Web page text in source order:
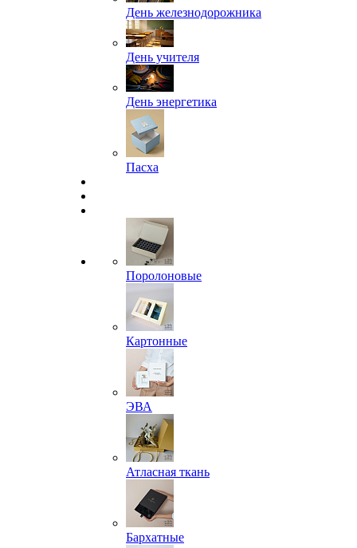
День железнодорожника
День учителя
День энергетика
Пасха
Поролоновые
Картонные
ЭВА
Атласная ткань
Бархатные